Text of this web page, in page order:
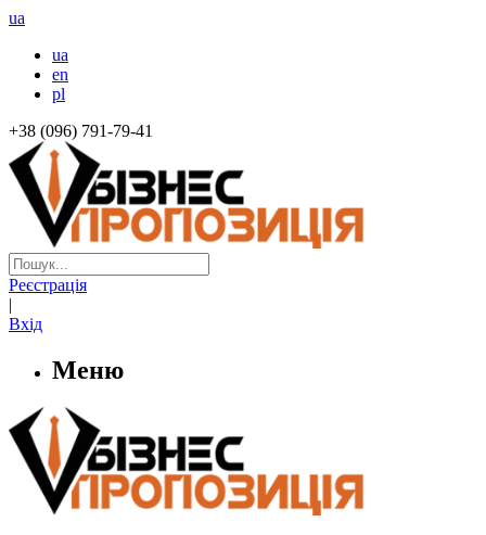
ua
ua
en
pl
+38 (096) 791-79-41
Реєстрація
|
Вхід
Меню